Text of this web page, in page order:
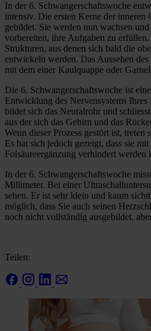
In der 6. Schwangerschaftswoche
intensiv. Die ersten Kerne der inneren
gebildet. Sie werden nun wachsen
vorbereiten, ihre Aufgaben zu
Strukturen, aus denen sich bald die
entwickeln werden. Das Aussehen
mit dem einer Kaulquappe oder
Die 6. Schwangerschaftswoche ist
Entwicklung des Nervensystems
bildet sich das Neuralrohr und
aus der sich das Gehirn und das
Wenn dieser Prozess gestört ist,
Es hat sich jedoch gezeigt, dass sie
Folsäureergänzung verhindert werden
In der 6. Schwangerschaftswoche
Millimeter. Bei einer
sehen. Er ist sehr klein und kaum
möglich, dass Sie auch seinen
noch nicht vollständig ausgebildet,
Teilen: